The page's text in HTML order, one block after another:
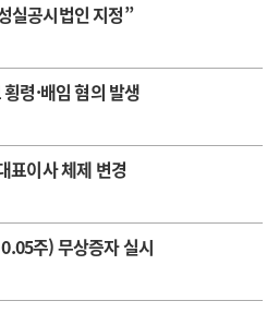
실공시법인 지정”
령·배임 혐의 발생
표이사 체제 변경
주) 무상증자 실시